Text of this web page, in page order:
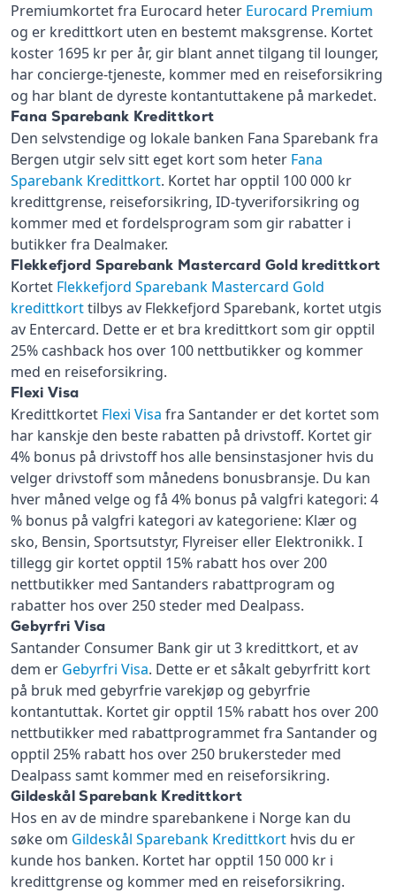
Premiumkortet fra Eurocard heter Eurocard Premium
og er kredittkort uten en bestemt maksgrense. Kortet
koster 1695 kr per år, gir blant annet tilgang til lounger,
har concierge-tjeneste, kommer med en reiseforsikring
og har blant de dyreste kontantuttakene på markedet.
Fana Sparebank Kredittkort
Den selvstendige og lokale banken Fana Sparebank fra
Bergen utgir selv sitt eget kort som heter Fana
Sparebank Kredittkort. Kortet har opptil 100 000 kr
kredittgrense, reiseforsikring, ID-tyveriforsikring og
kommer med et fordelsprogram som gir rabatter i
butikker fra Dealmaker.
Flekkefjord Sparebank Mastercard Gold kredittkort
Kortet Flekkefjord Sparebank Mastercard Gold
kredittkorttilbys av Flekkefjord Sparebank, kortet utgis
av Entercard. Dette er et bra kredittkort som gir opptil
25% cashback hos over 100 nettbutikker og kommer
med en reiseforsikring.
Flexi Visa
Kredittkortet Flexi Visa fra Santander er det kortet som
har kanskje den beste rabatten på drivstoff. Kortet gir
4% bonus på drivstoff hos alle bensinstasjoner hvis du
velger drivstoff som månedens bonusbransje. Du kan
hver måned velge og få 4% bonus på valgfri kategori: 4
% bonus på valgfri kategori av kategoriene: Klær og
sko, Bensin, Sportsutstyr, Flyreiser eller Elektronikk. I
tillegg gir kortet opptil 15% rabatt hos over 200
nettbutikker med Santanders rabattprogram og
rabatter hos over 250 steder med Dealpass.
Gebyrfri Visa
Santander Consumer Bank gir ut 3 kredittkort, et av
dem er Gebyrfri Visa. Dette er et såkalt gebyrfritt kort
på bruk med gebyrfrie varekjøp og gebyrfrie
kontantuttak. Kortet gir opptil 15% rabatt hos over 200
nettbutikker med rabattprogrammet fra Santander og
opptil 25% rabatt hos over 250 brukersteder med
Dealpass samt kommer med en reiseforsikring.
Gildeskål Sparebank Kredittkort
Hos en av de mindre sparebankene i Norge kan du
søke om Gildeskål Sparebank Kredittkort hvis du er
kunde hos banken. Kortet har opptil 150 000 kr i
kredittgrense og kommer med en reiseforsikring.